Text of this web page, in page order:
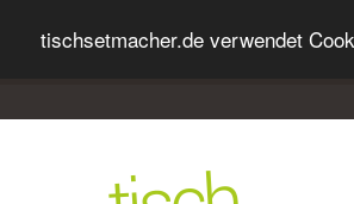
tischsetmacher.de verwendet